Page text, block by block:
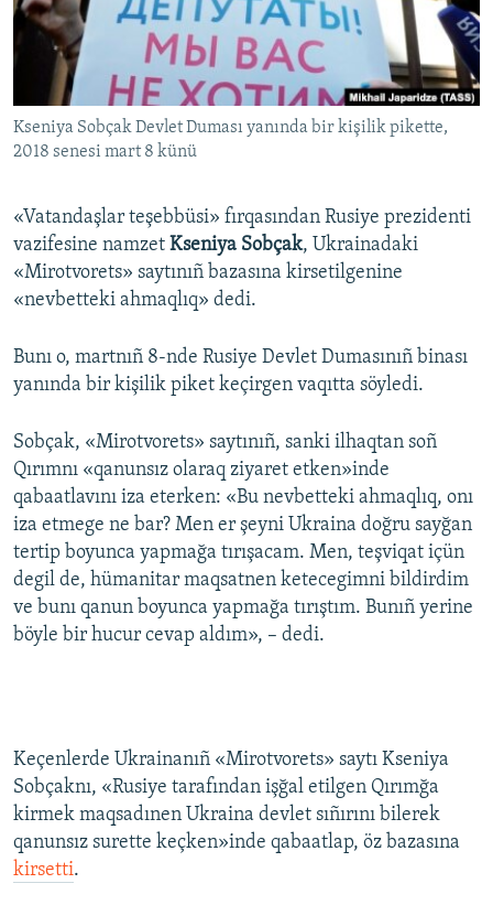
Русский
Українською
QOŞULIÑIZ!
RFE/RS bütün saytları
Kseniya Sobçak Devlet Duması yanında bir kişilik pikette,
2018 senesi mart 8 künü
«Vatandaşlar teşebbüsi» fırqasından Rusiye prezidenti
vazifesine namzet Kseniya Sobçak, Ukrainadaki
«Mirotvorets» saytınıñ bazasına kirsetilgenine
«nevbetteki ahmaqlıq» dedi.
Bunı o, martnıñ 8-nde Rusiye Devlet Dumasınıñ binası
yanında bir kişilik piket keçirgen vaqıtta söyledi.
Sobçak, «Mirotvorets» saytınıñ, sanki ilhaqtan soñ
Qırımnı «qanunsız olaraq ziyaret etken»inde
qabaatlavını iza eterken: «Bu nevbetteki ahmaqlıq, onı
iza etmege ne bar? Men er şeyni Ukraina doğru sayğan
tertip boyunca yapmağa tırışacam. Men, teşviqat içün
degil de, hümanitar maqsatnen ketecegimni bildirdim
ve bunı qanun boyunca yapmağa tırıştım. Bunıñ yerine
böyle bir hucur cevap aldım», – dedi.
Keçenlerde Ukrainanıñ «Mirotvorets» saytı Kseniya
Sobçaknı, «Rusiye tarafından işğal etilgen Qırımğa
kirmek maqsadınen Ukraina devlet sıñırını bilerek
qanunsız surette keçken»inde qabaatlap, öz bazasına
kirsetti.